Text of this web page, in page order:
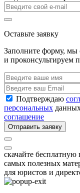
Оставьте заявку
Заполните форму, мы
и проконсультируем
Подтверждаю
персональных
соглашение
Отправить заявку
скачайте бесплатную
самых полезных
для юристов и